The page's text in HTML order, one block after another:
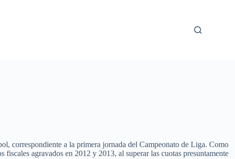
correspondiente a la primera jornada del Campeonato de Liga. Como
agravados en 2012 y 2013, al superar las cuotas presuntamente